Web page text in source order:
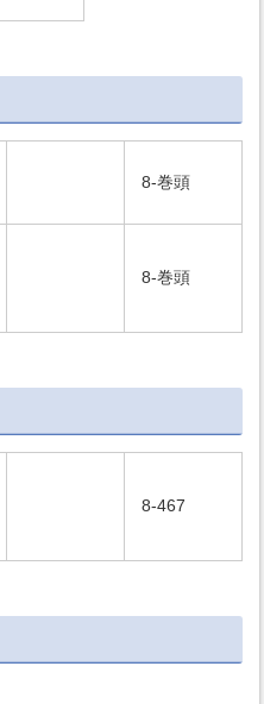
8-巻頭
8-巻頭
8-467